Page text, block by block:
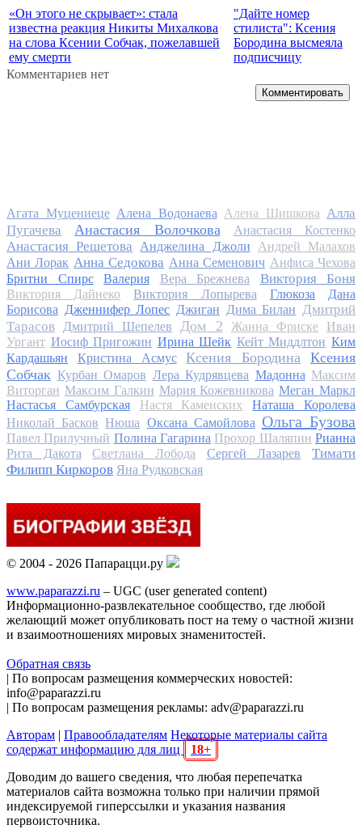
«Он этого не скрывает»: стала
известна реакция Никиты Михалкова
на слова Ксении Собчак, пожелавшей
ему смерти
"Дайте номер
стилиста": Ксения
Бородина высмеяла
подписчицу
Комментариев нет
Комментировать
Агата Муцениеце Алена Водонаева Алена Шишкова Алла
Пугачева
Анастасия Волочкова Анастасия Костенко
Анастасия Решетова Анджелина Джоли Андрей Малахов
Ани Лорак Анна Седокова Анна Семенович Анфиса Чехова
Бритни Спирс
Валерия Вера Брежнева Виктория Боня
Виктория Дайнеко Виктория Лопырева Глюкоза
Дана
Борисова Дженнифер Лопес Джиган Дима Билан Дмитрий
Тарасов Дмитрий Шепелев Дом 2 Жанна Фриске
Иван
Ургант Иосиф Пригожин Ирина Шейк Кейт Миддлтон Ким
Кардашьян
Кристина Асмус Ксения Бородина
Ксения
Собчак Курбан Омаров Лера Кудрявцева Мадонна Максим
Виторган Максим Галкин Мария Кожевникова Меган Маркл
Настасья Самбурская
Настя Каменских
Наташа Королева
Николай Басков Нюша Оксана Самойлова Ольга Бузова
Павел Прилучный Полина Гагарина Прохор Шаляпин Рианна
Рита Дакота
Светлана Лобода Сергей Лазарев
Тимати
Филипп Киркоров Яна Рудковская
© 2004 - 2026 Папарацци.ру
www.paparazzi.ru – UGC (user generated content)
Информационно-развлекательное сообщество, где любой
желающий может опубликовать пост на тему о частной жизни
и взаимоотношениях мировых знаменитостей.
Обратная связь
| По вопросам размещения коммерческих новостей:
info@paparazzi.ru
| По вопросам размещения рекламы: adv@paparazzi.ru
Авторам
Правообладателям Некоторые материалы сайта
содержат информацию для лиц
18+
Доводим до вашего сведения, что любая перепечатка
материалов сайта возможна только при наличии прямой
индексируемой гиперссылки и указания названия
первоисточника.